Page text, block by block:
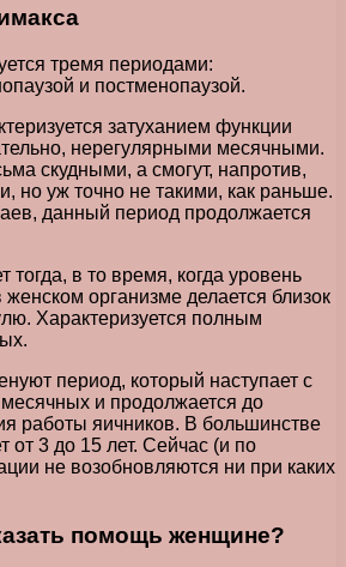
тремя периодами:
и постменопаузой.
затуханием функции
нерегулярными месячными.
скудными, а смогут, напротив,
но уж точно не такими, как раньше.
данный период продолжается
тогда, в то время, когда уровень
организме делается близок
Характеризуется полным
период, который наступает с
и продолжается до
работы яичников. В большинстве
от 3 до 15 лет. Сейчас (и по
не возобновляются ни при каких
помощь женщине?